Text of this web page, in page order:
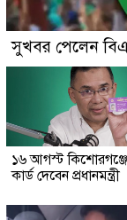
সুখবর পেলেন
১৬ আগস্ট কিশোরগঞ্জে
কার্ড দেবেন প্রধানমন্ত্রী